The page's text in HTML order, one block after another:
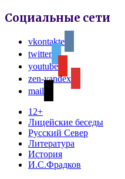
Социальные сети
vkontakte
twitter
youtube
zen-yandex
mail
12+
Лицейские беседы
Русский Север
Литература
История
И.С.Фрадков